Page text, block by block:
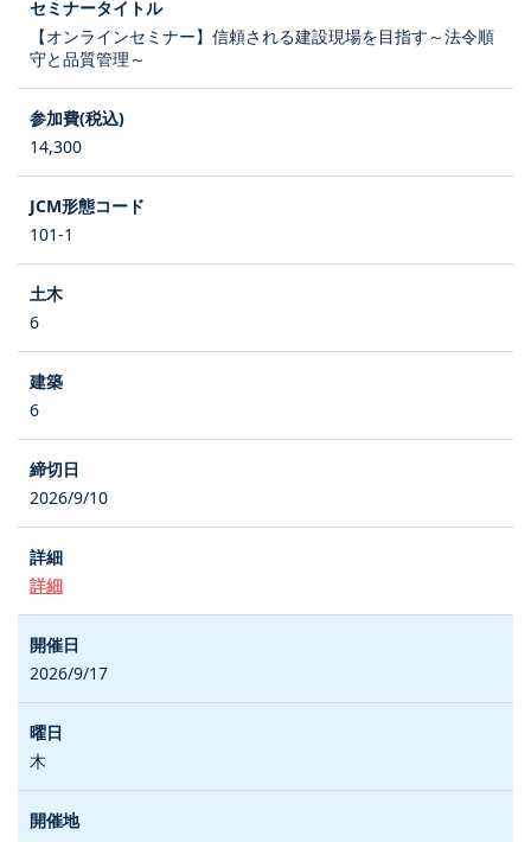
【オンラインセミナー】信頼される建設現場を目指す～法令順
守と品質管理～
14,300
101-1
6
6
2026/9/10
詳細
2026/9/17
木